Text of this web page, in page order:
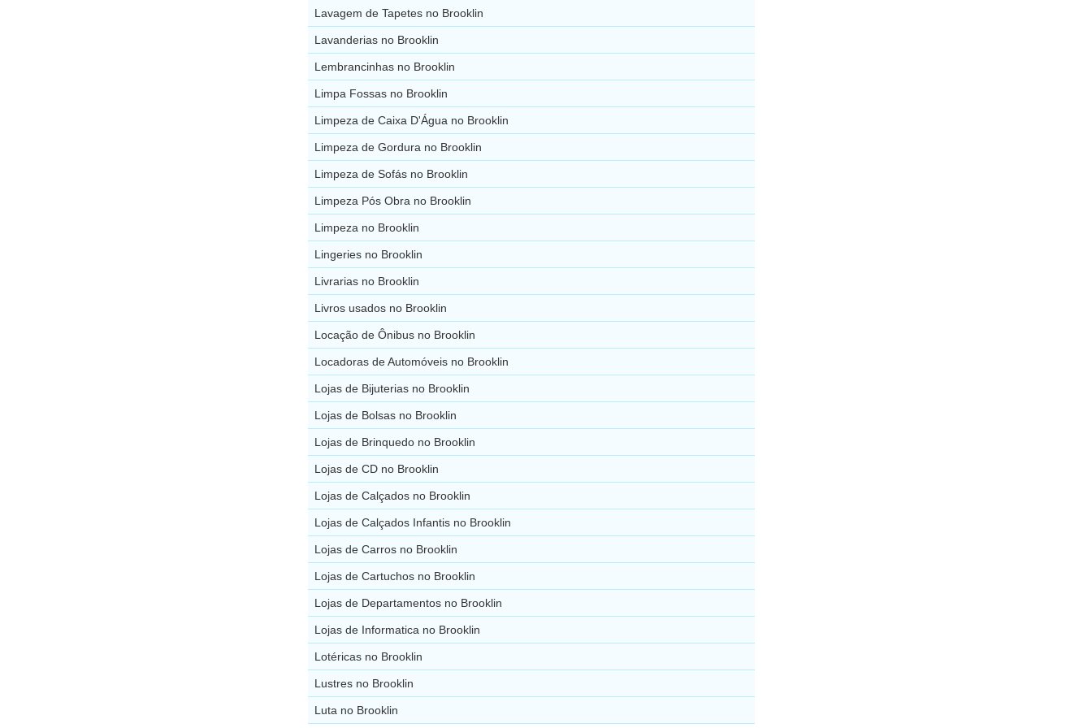
Lavagem de Tapetes no Brooklin
Lavanderias no Brooklin
Lembrancinhas no Brooklin
Limpa Fossas no Brooklin
Limpeza de Caixa D'Água no Brooklin
Limpeza de Gordura no Brooklin
Limpeza de Sofás no Brooklin
Limpeza Pós Obra no Brooklin
Limpeza no Brooklin
Lingeries no Brooklin
Livrarias no Brooklin
Livros usados no Brooklin
Locação de Ônibus no Brooklin
Locadoras de Automóveis no Brooklin
Lojas de Bijuterias no Brooklin
Lojas de Bolsas no Brooklin
Lojas de Brinquedo no Brooklin
Lojas de CD no Brooklin
Lojas de Calçados no Brooklin
Lojas de Calçados Infantis no Brooklin
Lojas de Carros no Brooklin
Lojas de Cartuchos no Brooklin
Lojas de Departamentos no Brooklin
Lojas de Informatica no Brooklin
Lotéricas no Brooklin
Lustres no Brooklin
Luta no Brooklin